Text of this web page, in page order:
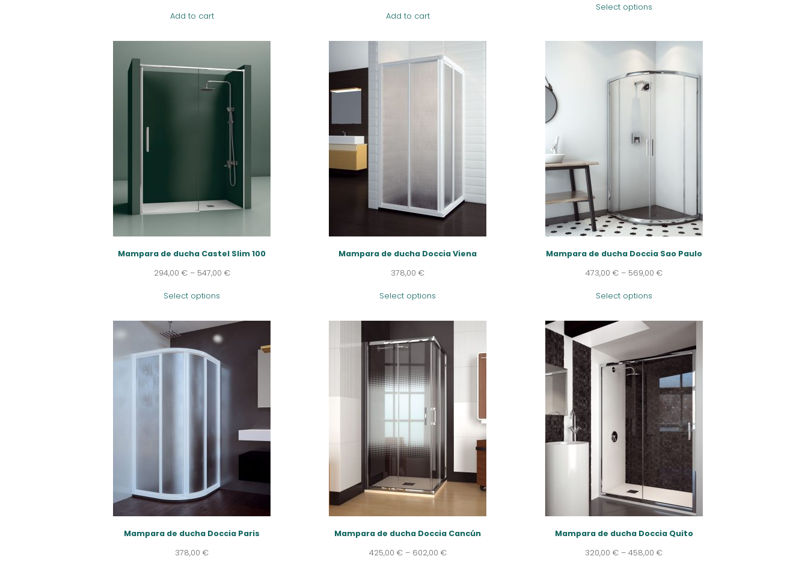
Add to cart
Add to cart
Select options
Mampara de ducha Castel Slim 100
294,00 €– 547,00 €
Select options
Mampara de ducha Doccia Viena
378,00€
Select options
Mampara de ducha Doccia Sao Paulo
473,00 €– 569,00 €
Select options
Mampara de ducha Doccia Paris
378,00 €
Mampara de ducha Doccia Cancún
425,00 €– 602,00 €
Mampara de ducha Doccia Quito
320,00€ –458,00€